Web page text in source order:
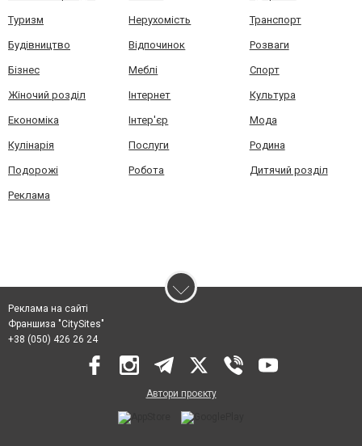
Туризм Нерухомість Транспорт
Будівництво Відпочинок Розваги
Бізнес Меблі Спорт
Жіночий розділ Інтернет Культура
Економіка Інтер'єр Мода
Кулінарія Послуги Родина
Подорожі Робота Дитячий розділ
Реклама
Реклама на сайті
Франшиза "CitySites"
+38 (050) 426 26 24
Автори проєкту